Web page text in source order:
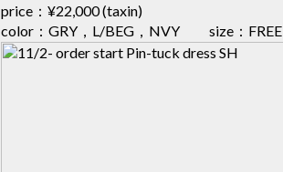
price： ¥22,000(taxin)
color：GRY，L/BEG，NVY size：FREE